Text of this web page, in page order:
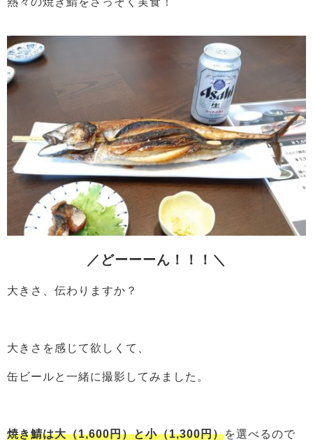
／どーーーん！！！＼
大きさ、伝わりますか？
大きさを感じて欲しくて、
缶ビールと一緒に撮影してみました。
焼き鯖は大（1,600円）と小（1,300円）を選べるので